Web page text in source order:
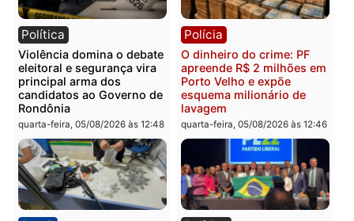
Jônatas França é aprovado
na convenção e
confirmado candidato a
deputado federal pelo
Republicanos
quarta-feira, 05/08/2026 às 15:52
TCE reúne candidatos ao
Governo e apresenta
diagnóstico que pode
mudar os rumos de
Rondônia
quarta-feira, 05/08/2026 às
Política Polícia